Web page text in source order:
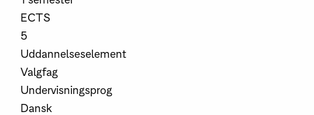
ECTS
5
Uddannelseselement
Valgfag
Undervisningsprog
Dansk